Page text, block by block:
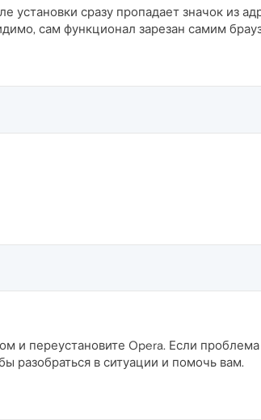
установки сразу пропадает значок из
сам функционал зарезан самим
и переустановите Opera. Если
разобраться в ситуации и помочь вам.